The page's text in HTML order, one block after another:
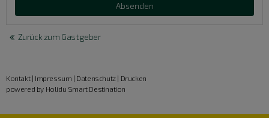
Zurück zum Gastgeber
Kontakt| Impressum | Datenschutz| Drucken
powered by Holidu Smart Destination